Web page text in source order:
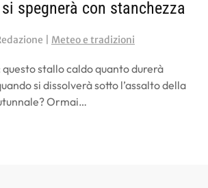
spegnerà con stanchezza
| Meteo e tradizioni
stallo caldo quanto durerà
si dissolverà sotto l’assalto della
Ormai…